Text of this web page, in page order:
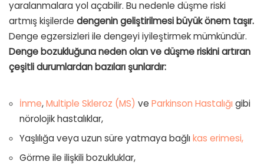
yaralanmalara yol açabilir. Bu nedenle düşme riski
artmış kişilerde dengenin geliştirilmesi büyük önem taşır.
Denge egzersizleri ile dengeyi iyileştirmek mümkündür.
Denge bozukluğuna neden olan ve düşme riskini artıran
çeşitli durumlardan bazıları şunlardır:
İnme,Multiple Skleroz (MS) ve Parkinson Hastalığı gibi
nörolojik hastalıklar,
Yaşlılığa veya uzun süre yatmaya bağlıkas erimesi,
Görme ile ilişkili bozukluklar,